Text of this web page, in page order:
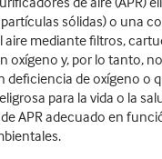
sólidas) o una
mediante filtros,
oxígeno y, por lo tanto,
de oxígeno o
para la vida o la
APR adecuado en